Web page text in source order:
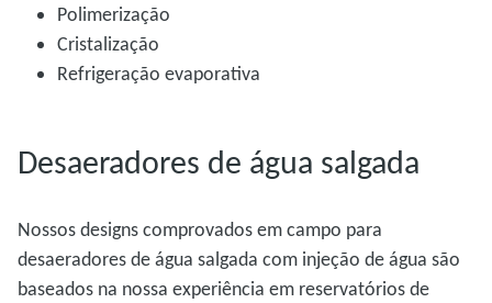
Polimerização
Cristalização
Refrigeração evaporativa
Desaeradores de água salgada
Nossos designs comprovados em campo para
desaeradores de água salgada com injeção de água são
baseados na nossa experiência em reservatórios de